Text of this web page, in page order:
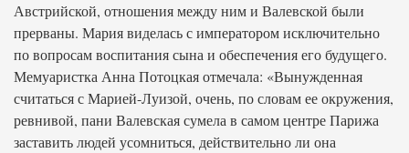
Австрийской, отношения между ним и Валевской были
прерваны. Мария виделась с императором исключительно
по вопросам воспитания сына и обеспечения его будущего.
Мемуаристка Анна Потоцкая отмечала: «Вынужденная
считаться с Марией-Луизой, очень, по словам ее окружения,
ревнивой, пани Валевская сумела в самом центре Парижа
заставить людей усомниться, действительно ли она